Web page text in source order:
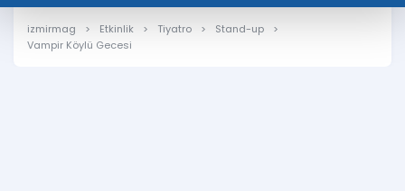
izmirmag Etkinlik Tiyatro
Stand-up
Vampir Köylü Gecesi